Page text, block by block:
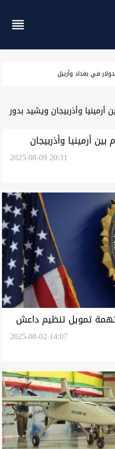
كيف تغيّرت نظرة العراقيين إلى 8/8؟
أرمينيا وأذربيجان
2025-08-09 20:31
تمويل تنظيم داعش
2025-08-02 14:07